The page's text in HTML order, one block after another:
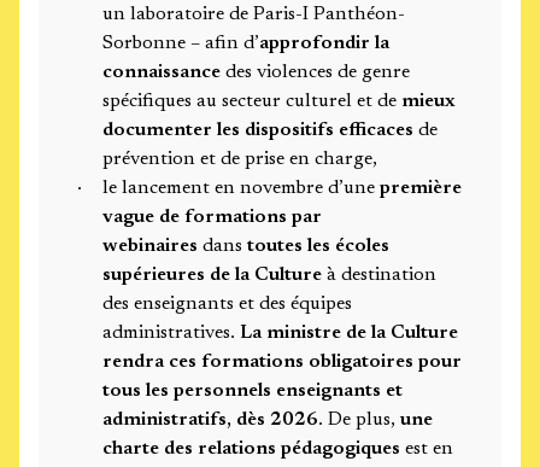
un laboratoire de Paris-I Panthéon-
Sorbonne – afin d’approfondir la
connaissance des violences de genre
spécifiques au secteur culturel et de mieux
documenter les dispositifs efficaces de
prévention et de prise en charge,
le lancement en novembre d’une première
vague de formations par
webinaires dans toutes les écoles
supérieures de la Culture à destination
des enseignants et des équipes
administratives. La ministre de la Culture
rendra ces formations obligatoires pour
tous les personnels enseignants et
administratifs, dès 2026. De plus, une
charte des relations pédagogiques est en